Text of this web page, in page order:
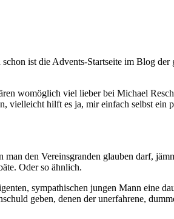
ist die Advents-Startseite im Blog
womöglich viel lieber bei Michael
vielleicht hilft es ja, mir einfach selbst
den Vereinsgranden glauben darf,
Oder so ähnlich.
sympathischen jungen Mann eine
geben, denen der unerfahrene,